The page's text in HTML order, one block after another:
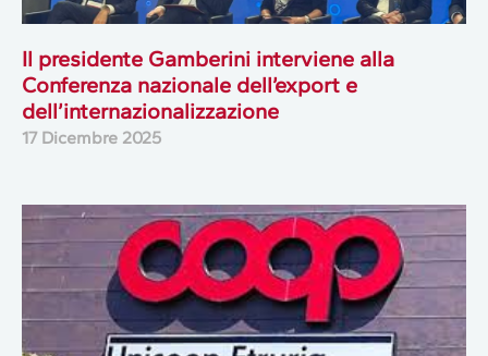
Il presidente Gamberini interviene alla
Conferenza nazionale dell’export e
dell’internazionalizzazione
17 Dicembre 2025